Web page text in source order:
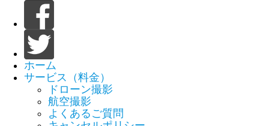
ホーム
サービス（料金）
ドローン撮影
航空撮影
よくあるご質問